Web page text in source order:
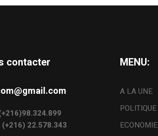
contacter
22.578.343
MENU:
A LA UNE
POLITIQUE
ECONOMIE